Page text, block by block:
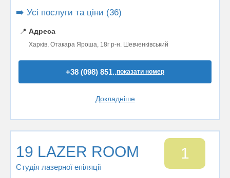
➡️ Усі послуги та ціни (36)
📍 Адреса
Харків, Отакара Яроша, 18г р-н. Шевченківський
+38 (098) 851..показати номер
Докладніше
19 LAZER ROOM
Студія лазерної епіляції
1